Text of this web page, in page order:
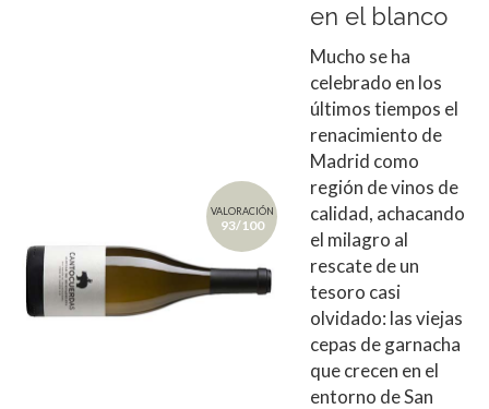
VALORACIÓN
93/100
en el blanco
Mucho se ha
celebrado en los
últimos tiempos el
renacimiento de
Madrid como
región de vinos de
calidad, achacando
el milagro al
rescate de un
tesoro casi
olvidado: las viejas
cepas de garnacha
que crecen en el
entorno de San